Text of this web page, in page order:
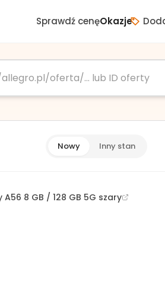
Sprawdź cenęOkazje
Nowy Inny stan
8 GB / 128 GB 5G szary